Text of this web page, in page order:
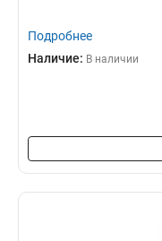
Подробнее
Наличие: В наличии